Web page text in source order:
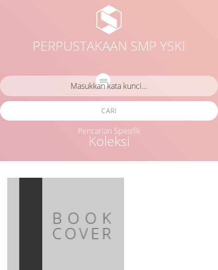
PERPUSTAKAAN SMP YSKI
Koleksi
CARI
Pencarian Spesifik